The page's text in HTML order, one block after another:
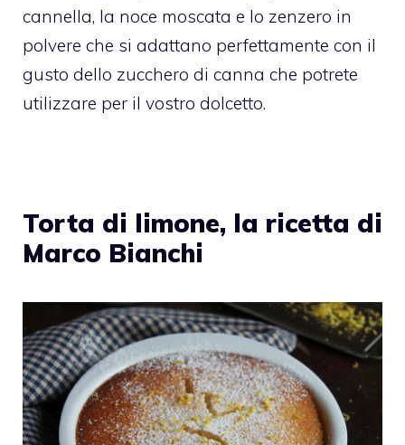
cannella, la noce moscata e lo zenzero in
polvere che si adattano perfettamente con il
gusto dello zucchero di canna che potrete
utilizzare per il vostro dolcetto.
Torta di limone, la ricetta di
Marco Bianchi